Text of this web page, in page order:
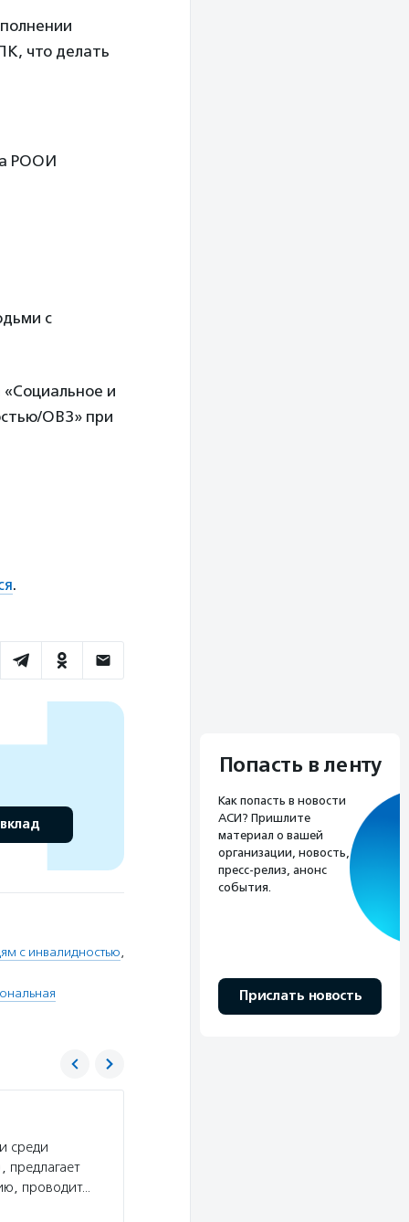
что делать
РООИ
с
и
ОВЗ» при
.
с инвалидностью,
среди
предлагает
проводит…
Попасть в ленту
Как попасть в новости
АСИ? Пришлите
материал о вашей
организации, новость,
пресс-релиз, анонс
события.
Прислать новость